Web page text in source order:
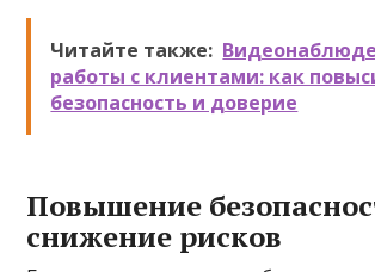
Читайте также:
работы с клиентами: как
безопасность и доверие
Повышение
снижение рисков